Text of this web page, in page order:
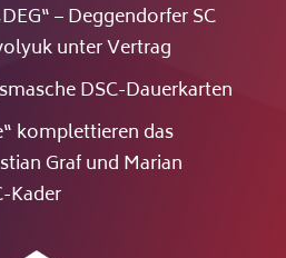
– Deggendorfer SC
unter Vertrag
DSC-Dauerkarten
komplettieren das
Graf und Marian
Kader